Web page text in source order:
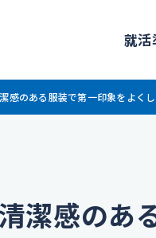
就活
感のある服装で第一印象をよくし
潔感のあ